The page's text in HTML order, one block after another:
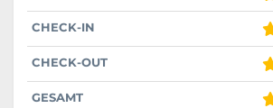
CHECK-IN
CHECK-OUT
GESAMT